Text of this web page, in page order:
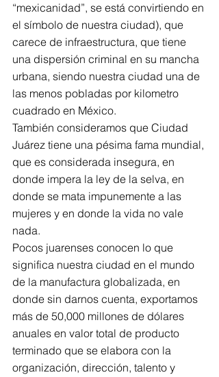
“mexicanidad”, se está convirtiendo en
el símbolo de nuestra ciudad), que
carece de infraestructura, que tiene
una dispersión criminal en su mancha
urbana, siendo nuestra ciudad una de
las menos pobladas por kilometro
cuadrado en México.
También consideramos que Ciudad
Juárez tiene una pésima fama mundial,
que es considerada insegura, en
donde impera la ley de la selva, en
donde se mata impunemente a las
mujeres y en donde la vida no vale
nada.
Pocos juarenses conocen lo que
significa nuestra ciudad en el mundo
de la manufactura globalizada, en
donde sin darnos cuenta, exportamos
más de 50,000 millones de dólares
anuales en valor total de producto
terminado que se elabora con la
organización, dirección, talento y